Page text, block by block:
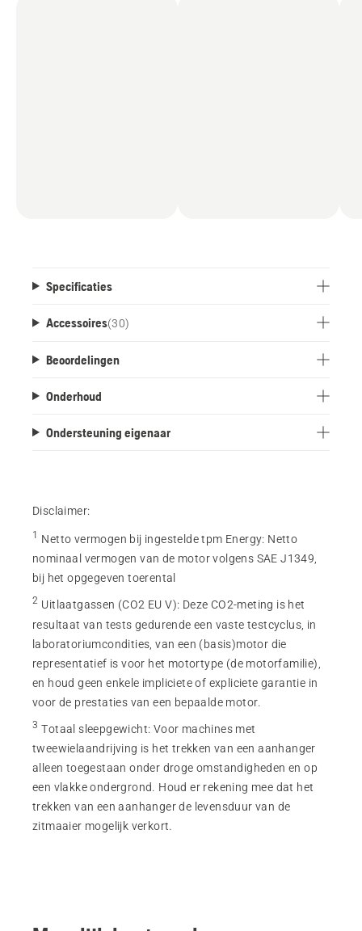
Specificaties
Accessoires(30)
Beoordelingen
Onderhoud
Ondersteuning eigenaar
Disclaimer:
1 Netto vermogen bij ingestelde tpm Energy: Netto
nominaal vermogen van de motor volgens SAE J1349,
bij het opgegeven toerental
2 Uitlaatgassen (CO2 EU V): Deze CO2-meting is het
resultaat van tests gedurende een vaste testcyclus, in
laboratoriumcondities, van een (basis)motor die
representatief is voor het motortype (de motorfamilie),
en houd geen enkele impliciete of expliciete garantie in
voor de prestaties van een bepaalde motor.
3 Totaal sleepgewicht: Voor machines met
tweewielaandrijving is het trekken van een aanhanger
alleen toegestaan onder droge omstandigheden en op
een vlakke ondergrond. Houd er rekening mee dat het
trekken van een aanhanger de levensduur van de
zitmaaier mogelijk verkort.